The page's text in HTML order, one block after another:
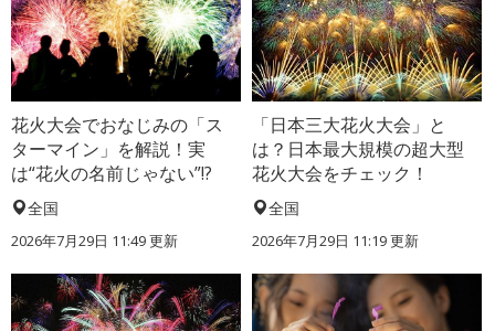
花火大会でおなじみの「ス
ターマイン」を解説！実
は“花火の名前じゃない”!?
全国
2026年7月29日 11:49 更新
「日本三大花火大会」と
は？日本最大規模の超大型
花火大会をチェック！
全国
2026年7月29日 11:19 更新